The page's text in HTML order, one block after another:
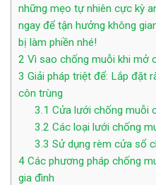
những mẹo tự nhiên cực kỳ
ngay để tận hưởng không
bị làm phiền nhé!
2 Vì sao chống muỗi khi mở
3 Giải pháp triệt để: Lắp đặt
côn trùng
3.1 Cửa lưới chống muỗi
3.2 Các loại lưới chống
3.3 Sử dụng rèm cửa sổ
4 Các phương pháp chống
gia đình